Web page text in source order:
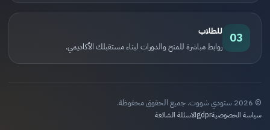
03 للطلاب
روابط مباشرة للمنح والدورات لبناء مستقبلك الأكاديمي.
© 2026 ستودي شووت. جميع الحقوق محفوظة.
سياسة الخصوصيةgdprالاسئلة الشائعة